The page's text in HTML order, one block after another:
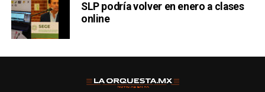
SLP podría volver en enero a clases
online